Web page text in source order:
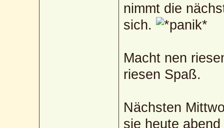
nimmt die
sich.
Macht nen
riesen Spaß.
Nächsten
sie heute